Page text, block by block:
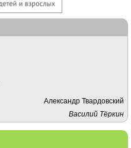
Александр Твардовский
Василий Тёркин